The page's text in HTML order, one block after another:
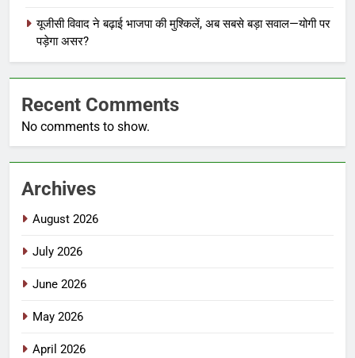
यूजीसी विवाद ने बढ़ाई भाजपा की मुश्किलें, अब सबसे बड़ा सवाल—योगी पर
पड़ेगा असर?
Recent Comments
No comments to show.
Archives
August 2026
July 2026
June 2026
May 2026
April 2026